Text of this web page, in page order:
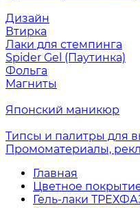
Дизайн
Втирка
Лаки для стемпинга
Spider Gel (Паутинка)
Фольга
Магниты
Японский маникюр
Типсы и палитры для
Промоматериалы,
Главная
Цветное
Гель-лаки